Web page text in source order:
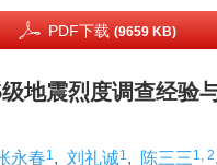
PDF下载 (9659 KB)
地震烈度调查经验
永春1, 刘礼诚1, 陈三三1, 2,